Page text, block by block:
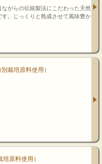
がらの伝統製法にこだわった天然
。じっくりと熟成させて風味豊か
栽培原料使用）
原料使用）